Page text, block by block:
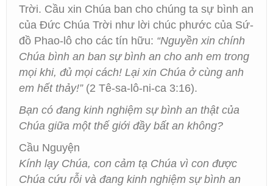
Trời. Cầu xin Chúa ban cho chúng ta sự bình an
của Đức Chúa Trời như lời chúc phước của Sứ-
đồ Phao-lô cho các tín hữu: “Nguyền xin chính
Chúa bình an ban sự bình an cho anh em trong
mọi khi, đủ mọi cách! Lại xin Chúa ở cùng anh
em hết thảy!”(2 Tê-sa-lô-ni-ca 3:16).
Bạn có đang kinh nghiệm sự bình an thật của
Chúa giữa một thế giới đầy bất an không?
Cầu Nguyện
Kính lạy Chúa, con cảm tạ Chúa vì con được
Chúa cứu rỗi và đang kinh nghiệm sự bình an